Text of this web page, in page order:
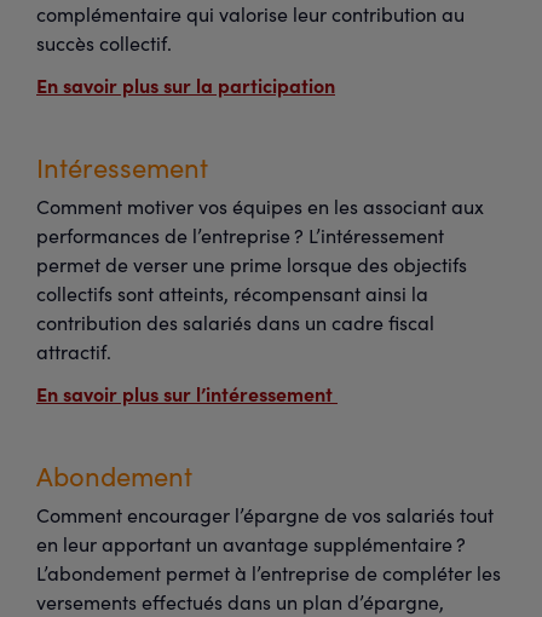
complémentaire qui valorise leur contribution au
succès collectif.
En savoir plus sur la participation
Intéressement
Comment motiver vos équipes en les associant aux
performances de l’entreprise ? L’intéressement
permet de verser une prime lorsque des objectifs
collectifs sont atteints, récompensant ainsi la
contribution des salariés dans un cadre fiscal
attractif.
En savoir plus sur l’intéressement
Abondement
Comment encourager l’épargne de vos salariés tout
en leur apportant un avantage supplémentaire ?
L’abondement permet à l’entreprise de compléter les
versements effectués dans un plan d’épargne,